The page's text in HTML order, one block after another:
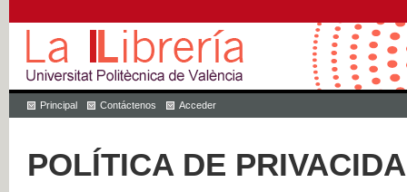
Principal Contáctenos Acceder
POLÍTICA DE